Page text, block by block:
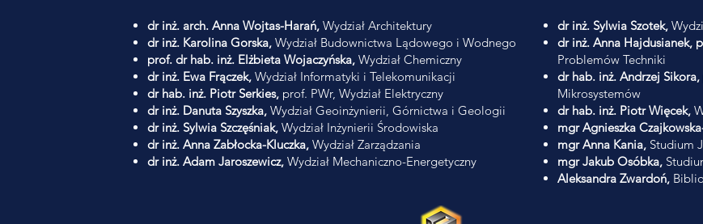
dr inż. arch. Anna Wojtas-Harań, Wydział Architektury
dr inż. Karolina Gorska, Wydział Budownictwa Lądowego i Wodnego
prof. dr hab. inż. Elżbieta Wojaczyńska, Wydział Chemiczny
dr inż. Ewa Frączek, Wydział Informatyki i Telekomunikacji
dr hab. inż. Piotr Serkies, prof. PWr, Wydział Elektryczny
dr inż. Danuta Szyszka, Wydział Geoinżynierii, Górnictwa i Geologii
dr inż. Sylwia Szczęśniak, Wydział Inżynierii Środowiska
dr inż. Anna Zabłocka-Kluczka, Wydział Zarządzania
dr inż. Adam Jaroszewicz, Wydział Mechaniczno-Energetyczny
dr inż. Sylwia Szotek,
dr inż. Anna Hajdusianek,
Problemów Techniki
dr hab. inż. Andrzej
Mikrosystemów
dr hab. inż. Piotr Więcek,
mgr Agnieszka
mgr Anna Kania, Studium
mgr Jakub Osóbka,
Aleksandra Zwardoń,